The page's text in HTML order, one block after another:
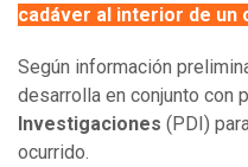
cadáver al interior de un
Según información
desarrolla en conjunto con
Investigaciones (PDI)
ocurrido.